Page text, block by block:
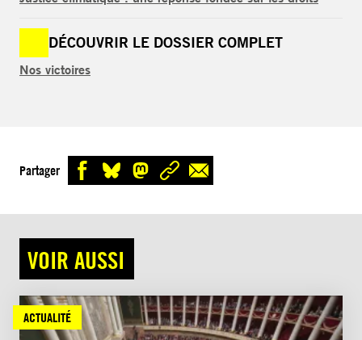
DÉCOUVRIR LE DOSSIER COMPLET
Nos victoires
Partager
VOIR AUSSI
ACTUALITÉ